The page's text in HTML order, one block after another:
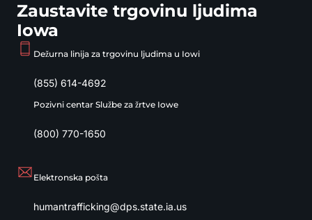
Zaustavite trgovinu ljudima
Iowa
Dežurna linija za trgovinu ljudima u Iowi
(855) 614-4692
Pozivni centar Službe za žrtve Iowe
(800) 770-1650
Elektronska pošta
humantrafficking@dps.state.ia.us